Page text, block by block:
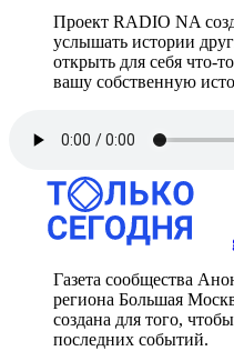
Проект RADIO NA
услышать истории
открыть для себя что-
вашу собственную
Газета сообщества
региона Большая
создана для того,
последних событий.